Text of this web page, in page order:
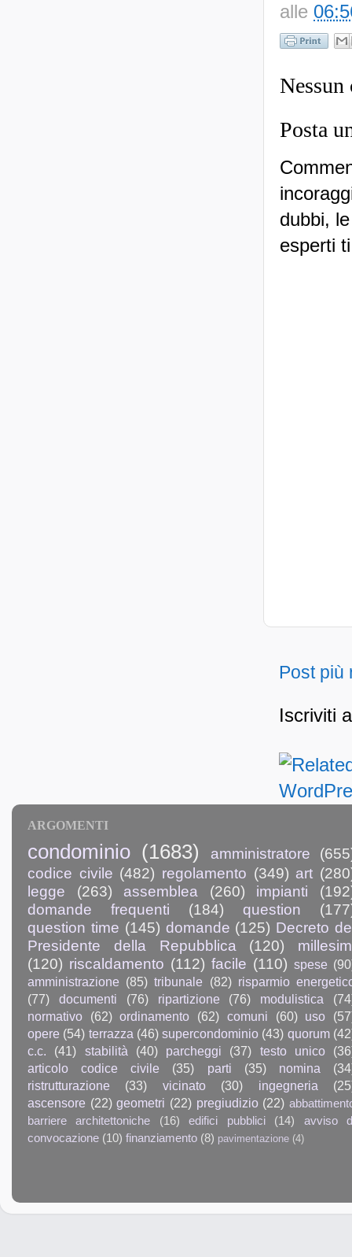
alle
Nessun
Posta
dubbi,
esperti
Post più
Iscriviti
ARGOMENTI
condominio (1683) amministratore
codice civile (482) regolamento (349) art
legge
(263) assemblea (260) impianti
domande frequenti
(184) question
question time (145) domande (125) Decreto
Presidente della Repubblica
(120)
(120) riscaldamento (112) facile (110) spese
amministrazione (85) tribunale (82) risparmio
(77)
documenti (76) ripartizione (76) modulistica
normativo
(62) ordinamento (62) comuni (60) uso
opere (54) terrazza (46) supercondominio (43) quorum
c.c.
(41) stabilità (40) parcheggi (37) testo unico
articolo codice civile
(35) parti (35) nomina
ristrutturazione
(33) vicinato (30) ingegneria
ascensore (22) geometri (22) pregiudizio (22)
barriere architettoniche
(16) edifici pubblici (14)
avviso
convocazione (10) finanziamento (8) pavimentazione (4)